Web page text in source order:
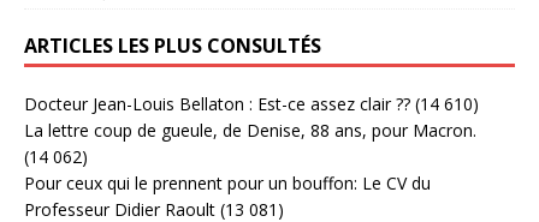
ARTICLES LES PLUS CONSULTÉS
Docteur Jean-Louis Bellaton : Est-ce assez clair ?? (14 610)
La lettre coup de gueule, de Denise, 88 ans, pour Macron.
(14 062)
Pour ceux qui le prennent pour un bouffon: Le CV du
Professeur Didier Raoult (13 081)